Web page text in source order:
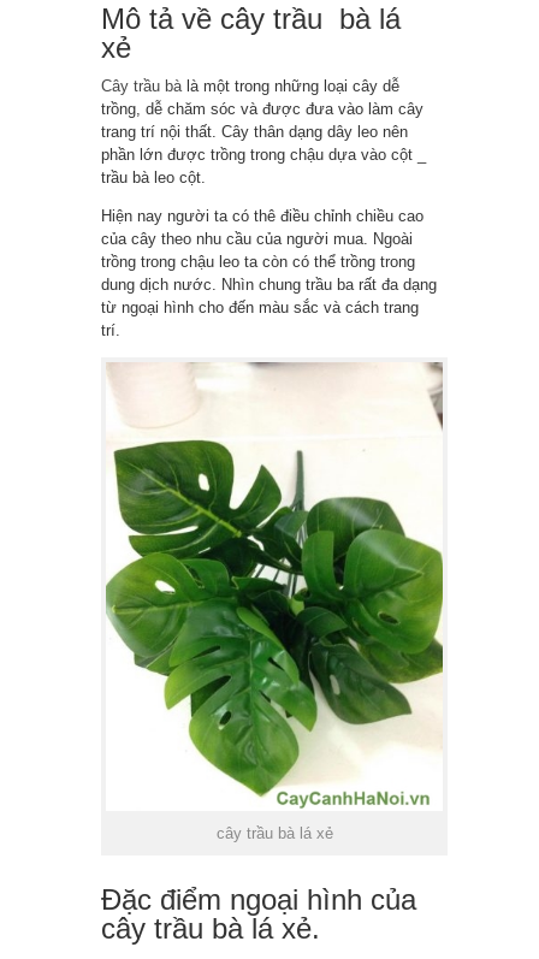
Mô tả về cây trầu bà lá
xẻ
Cây trầu bà là một trong những loại cây dễ
trồng, dễ chăm sóc và được đưa vào làm cây
trang trí nội thất. Cây thân dạng dây leo nên
phần lớn được trồng trong chậu dựa vào cột _
trầu bà leo cột.
Hiện nay người ta có thê điều chỉnh chiều cao
của cây theo nhu cầu của người mua. Ngoài
trồng trong chậu leo ta còn có thể trồng trong
dung dịch nước. Nhìn chung trầu ba rất đa dạng
từ ngoại hình cho đến màu sắc và cách trang
trí.
cây trầu bà lá xẻ
Đặc điểm ngoại hình của
cây trầu bà lá xẻ.